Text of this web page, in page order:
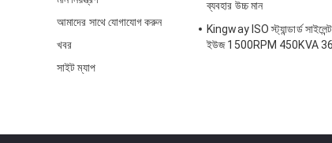
আমাদের সাথে যোগাযোগ করুন
খবর
সাইট ম্যাপ
ব্যবহার উচ্চ মান
Kingway ISO স্ট্যান্ডার্ড
ইউজ 1500RPM 450KVA